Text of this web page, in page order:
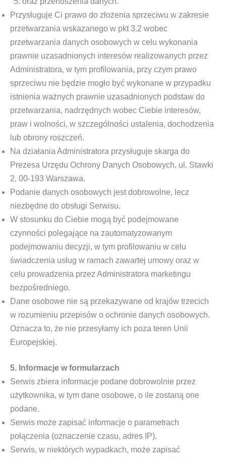
Przysługuje Ci prawo do złożenia sprzeciwu w zakresie
przetwarzania wskazanego w pkt 3.2 wobec
przetwarzania danych osobowych w celu wykonania
prawnie uzasadnionych interesów realizowanych przez
Administratora, w tym profilowania, przy czym prawo
sprzeciwu nie będzie mogło być wykonane w przypadku
istnienia ważnych prawnie uzasadnionych podstaw do
przetwarzania, nadrzędnych wobec Ciebie interesów,
praw i wolności, w szczególności ustalenia, dochodzenia
lub obrony roszczeń.
Na działania Administratora przysługuje skarga do
Prezesa Urzędu Ochrony Danych Osobowych, ul. Stawki
2, 00-193 Warszawa.
Podanie danych osobowych jest dobrowolne, lecz
niezbędne do obsługi Serwisu.
W stosunku do Ciebie mogą być podejmowane
czynności polegające na zautomatyzowanym
podejmowaniu decyzji, w tym profilowaniu w celu
świadczenia usług w ramach zawartej umowy oraz w
celu prowadzenia przez Administratora marketingu
bezpośredniego.
Dane osobowe nie są przekazywane od krajów trzecich
w rozumieniu przepisów o ochronie danych osobowych.
Oznacza to, że nie przesyłamy ich poza teren Unii
Europejskiej.
5. Informacje w formularzach
Serwis zbiera informacje podane dobrowolnie przez
użytkownika, w tym dane osobowe, o ile zostaną one
podane.
Serwis może zapisać informacje o parametrach
połączenia (oznaczenie czasu, adres IP).
Serwis, w niektórych wypadkach, może zapisać